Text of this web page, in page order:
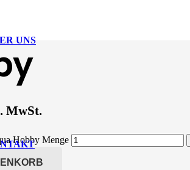
UNS
MwSt.
Hobby Menge